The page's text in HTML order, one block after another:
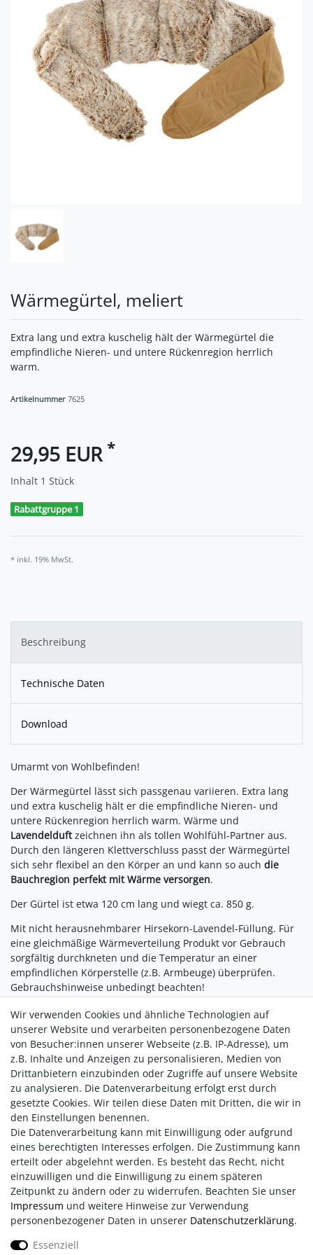
Wärmegürtel, meliert
Extra lang und extra kuschelig hält der Wärmegürtel die
empfindliche Nieren- und untere Rückenregion herrlich
warm.
Artikelnummer 7625
29,95 EUR *
Inhalt 1 Stück
Rabattgruppe 1
* inkl. 19% MwSt.
Beschreibung
Technische Daten
Download
Umarmt von Wohlbefinden!
Der Wärmegürtel lässt sich passgenau variieren. Extra lang
und extra kuschelig hält er die empfindliche Nieren- und
untere Rückenregion herrlich warm. Wärme und
Lavendelduftzeichnen ihn als tollen Wohlfühl-Partner aus.
Durch den längeren Klettverschluss passt der Wärmegürtel
sich sehr flexibel an den Körper an und kann so auch die
Bauchregion perfekt mit Wärme versorgen.
Der Gürtel ist etwa 120 cm lang und wiegt ca. 850 g.
Mit nicht herausnehmbarer Hirsekorn-Lavendel-Füllung. Für
eine gleichmäßige Wärmeverteilung Produkt vor Gebrauch
sorgfältig durchkneten und die Temperatur an einer
empfindlichen Körperstelle (z.B. Armbeuge) überprüfen.
Gebrauchshinweise unbedingt beachten!
Anwendung:
In der Mikrowelle:maximal 90 Sekunden bei maximal 800
Watt in der Mikrowelle erwärmen.
Im Ofen:maximal 10 Minuten bei maximal 100 °C Umluft auf
einem hitzebeständigen Teller auf die mittlere Ofenschiene
legen. Grillfunktion abschalten.
Impressum AGB Daten­schutz­erklärung
Wir verwenden Cookies und ähnliche Technologien auf
unserer Website und verarbeiten personenbezogene Daten
von Besucher:innen unserer Webseite (z.B. IP-Adresse), um
z.B. Inhalte und Anzeigen zu personalisieren, Medien von
Drittanbietern einzubinden oder Zugriffe auf unsere Website
zu analysieren. Die Datenverarbeitung erfolgt erst durch
gesetzte Cookies. Wir teilen diese Daten mit Dritten, die wir in
den Einstellungen benennen.
Die Datenverarbeitung kann mit Einwilligung oder aufgrund
eines berechtigten Interesses erfolgen. Die Zustimmung kann
erteilt oder abgelehnt werden. Es besteht das Recht, nicht
einzuwilligen und die Einwilligung zu einem späteren
Zeitpunkt zu ändern oder zu widerrufen. Beachten Sie unser
Impressum und weitere Hinweise zur Verwendung
personenbezogener Daten in unserer Daten­schutz­erklärung.
Essenziell